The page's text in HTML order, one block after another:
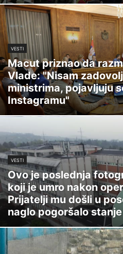
VESTI
Macut priznao da
Vlade: "Nisam
ministrima, pojavljuju
Instagramu"
VESTI
Ovo je poslednja
koji je umro nakon
Prijatelji mu došli u
naglo pogoršalo stanje